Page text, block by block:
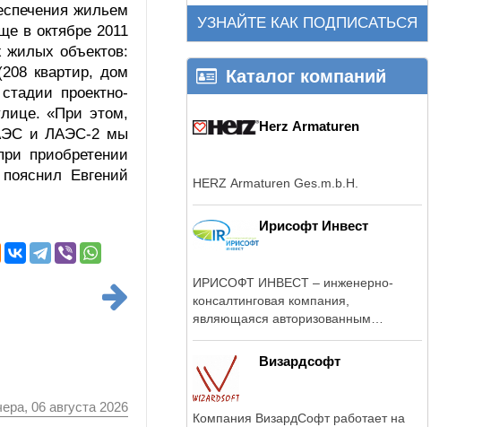
жильем
в октябре 2011
жилых объектов:
квартир, дом
проектно-
«При этом,
и ЛАЭС-2 мы
приобретении
Евгений
06 августа 2026
УЗНАЙТЕ КАК ПОДПИСАТЬСЯ
Каталог компаний
Herz Armaturen
HERZ Armaturen Ges.m.b.H.
Ирисофт Инвест
ИРИСОФТ ИНВЕСТ – инженерно-
консалтинговая компания,
являющаяся авторизованным
Визардсофт
Компания ВизардСофт работает на